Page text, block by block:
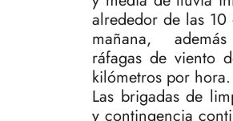
alrededor de las 10
mañana,
ráfagas de viento
kilómetros por hora.
Las brigadas de
y contingencia